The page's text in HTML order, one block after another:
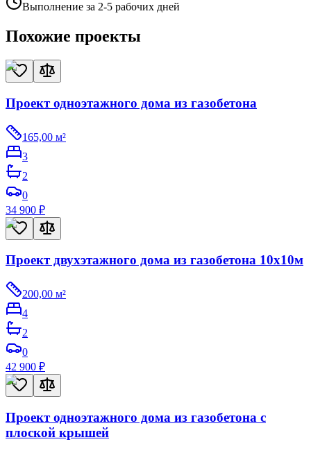
Выполнение за 2-5 рабочих дней
Похожие проекты
Проект одноэтажного дома из газобетона
165,00 м²
3
2
0
34 900 ₽
Проект двухэтажного дома из газобетона 10х10м
200,00 м²
4
2
0
42 900 ₽
Проект одноэтажного дома из газобетона с
плоской крышей